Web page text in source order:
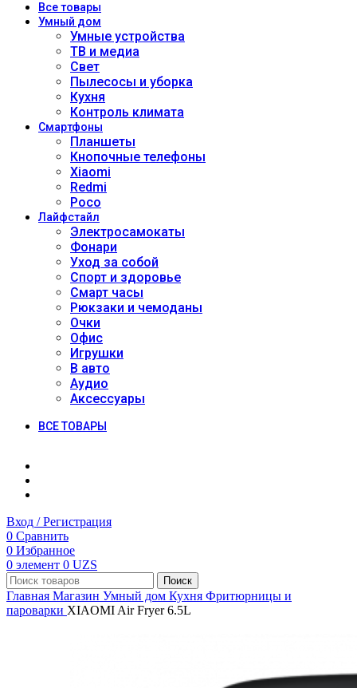
Всетовары
Умный дом
Умные устройства
ТВ и медиа
Свет
Пылесосы и уборка
Кухня
Контроль климата
Смартфоны
Планшеты
Кнопочные телефоны
Xiaomi
Redmi
Poco
Лайфстайл
Электросамокаты
Фонари
Уход за собой
Спорт и здоровье
Смарт часы
Рюкзаки и чемоданы
Очки
Офис
Игрушки
В авто
Аудио
Аксессуары
ВСЕ ТОВАРЫ
Вход / Регистрация
0 Сравнить
0 Избранное
0 элемент 0 UZS
Поиск
Главная Магазин Умный дом Кухня Фритюрницы и
пароварки XIAOMI Air Fryer 6.5L